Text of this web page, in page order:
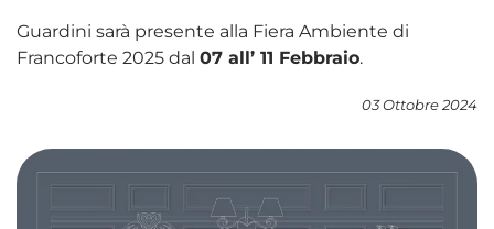
Guardini sarà presente alla Fiera Ambiente di
Francoforte 2025 dal 07 all’ 11 Febbraio.
03 Ottobre 2024